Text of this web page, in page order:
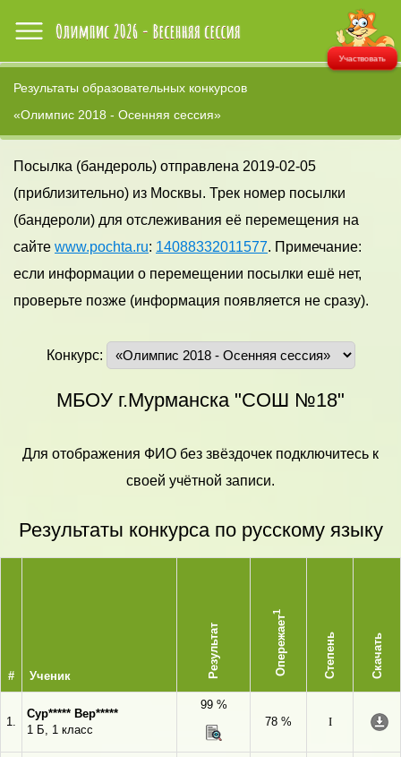
Участвовать
Результаты образовательных конкурсов
«Олимпис 2018 - Осенняя сессия»
Посылка (бандероль) отправлена 2019-02-05
(приблизительно) из Москвы. Трек номер посылки
(бандероли) для отслеживания её перемещения на
сайте www.pochta.ru: 14088332011577. Примечание:
если информации о перемещении посылки ешё нет,
проверьте позже (информация появляется не сразу).
Конкурс:
МБОУ г.Мурманска "СОШ №18"
Для отображения ФИО без звёздочек подключитесь к
своей учётной записи.
Результаты конкурса по русскому языку
# Ученик Результат Опережает
1
Степень Скачать
1.
Сур***** Вер*****
1 Б, 1 класс
99 %
78 %
I